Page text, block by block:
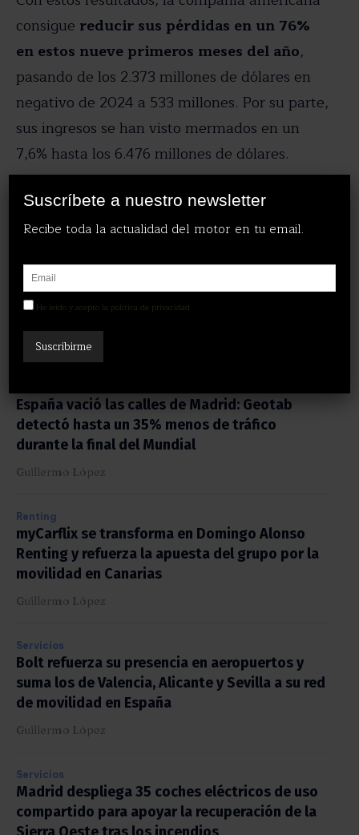
consigue reducir sus pérdidas en un 76%
en estos nueve primeros meses del año,
pasando de los 2.373 millones de dólares en
negativo de 2024 a 533 millones. Por su parte,
sus ingresos se han visto mermados en un
7,6% hasta los 6.476 millones de dólares.
Michelin estudia llevar el neumático sin aire a la
última milla y abre un nuevo debate para su uso
en las flotas urbanas
Guillermo López
España vació las calles de Madrid: Geotab
detectó hasta un 35% menos de tráfico
durante la final del Mundial
Guillermo López
Renting
myCarflix se transforma en Domingo Alonso
Renting y refuerza la apuesta del grupo por la
movilidad en Canarias
Guillermo López
Servicios
Bolt refuerza su presencia en aeropuertos y
suma los de Valencia, Alicante y Sevilla a su red
de movilidad en España
Guillermo López
Servicios
Madrid despliega 35 coches eléctricos de uso
compartido para apoyar la recuperación de la
Suscríbete a nuestro newsletter
Recibe toda la actualidad del motor en tu email.
He leído y acepto la política de privacidad